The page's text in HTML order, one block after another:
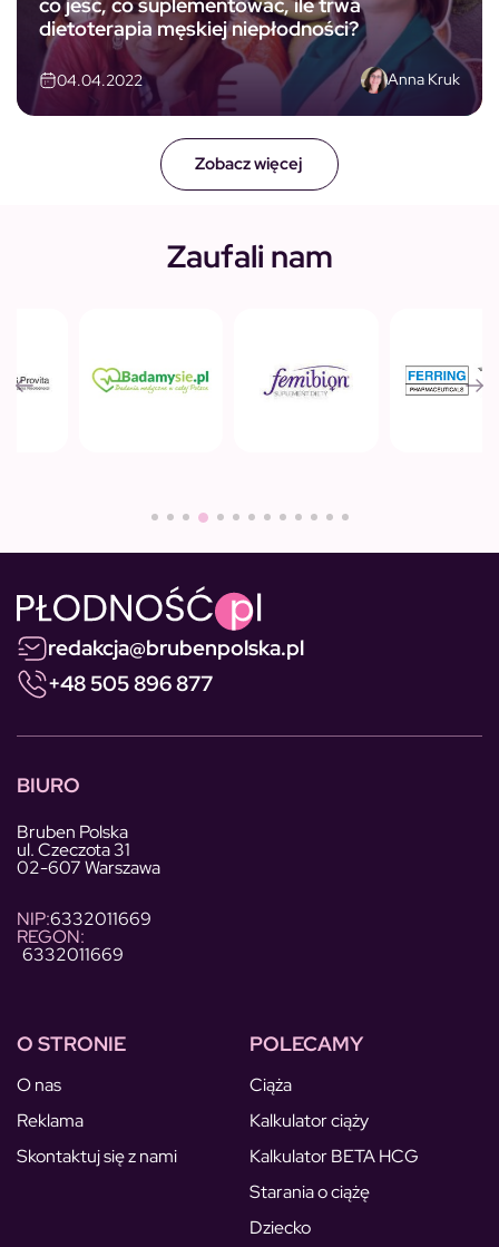
Zobacz więcej
dietoterapia męskiej niepłodności?
04.04.2022 Anna Kruk
Zaufali nam
redakcja@brubenpolska.pl
+48 505 896 877
BIURO
Bruben Polska
ul. Czeczota 31
02-607 Warszawa
NIP:6332011669
REGON:
6332011669
O STRONIE
O nas
Reklama
Skontaktuj się z nami
POLECAMY
Ciąża
Kalkulator ciąży
Kalkulator BETA HCG
Starania o ciążę
Dziecko